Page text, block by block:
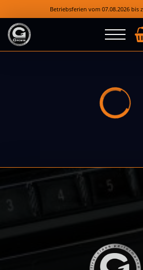
Betriebsferien vom 07.08.2026 bis